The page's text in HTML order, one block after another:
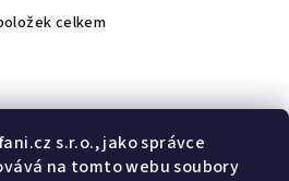
s.r.o., jako správce
na tomto webu soubory
O
á
d
a
celkem